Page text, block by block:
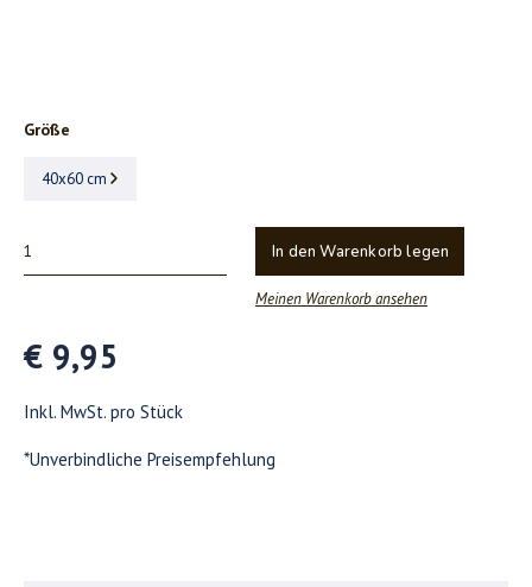
Größe
40x60 cm
In den Warenkorb legen
Meinen Warenkorb ansehen
€ 9,95
Inkl. MwSt. pro Stück
*Unverbindliche Preisempfehlung